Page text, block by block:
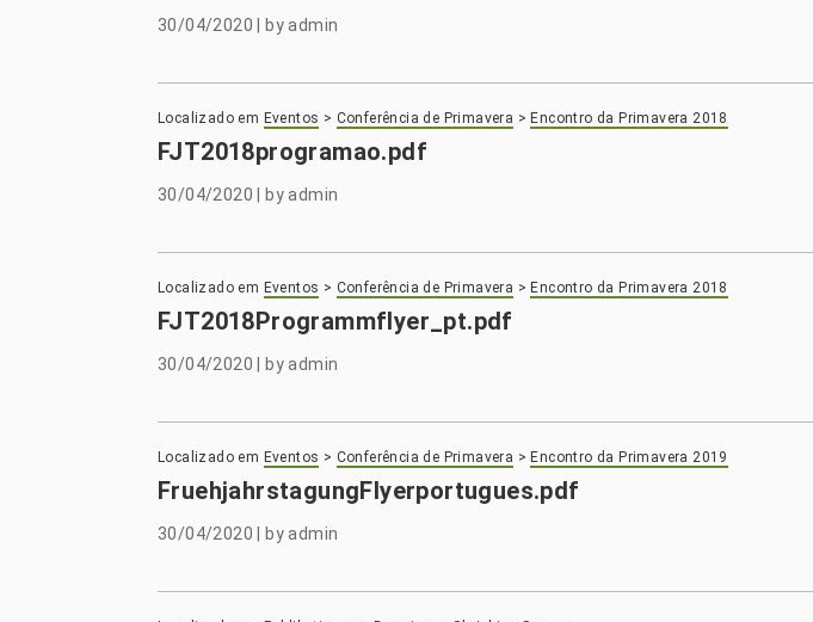
30/04/2020|byadmin
Localizado em Eventos > Conferência de Primavera >Encontro da Primavera 2018
FJT2018programao.pdf
30/04/2020|byadmin
Localizado em Eventos > Conferência de Primavera >Encontro da Primavera 2018
FJT2018Programmflyer_pt.pdf
30/04/2020|byadmin
Localizado em Eventos > Conferência de Primavera >Encontro da Primavera 2019
FruehjahrstagungFlyerportugues.pdf
30/04/2020|byadmin